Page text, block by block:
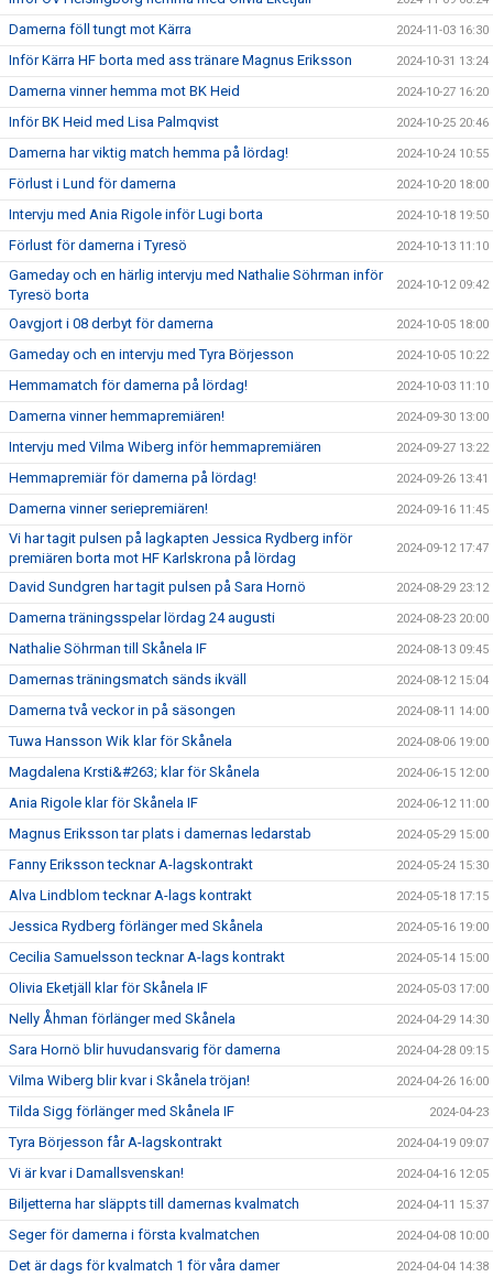
Damerna föll tungt mot Kärra 2024-11-03 16:30
Inför Kärra HF borta med ass tränare Magnus Eriksson 2024-10-31 13:24
Damerna vinner hemma mot BK Heid 2024-10-27 16:20
Inför BK Heid med Lisa Palmqvist 2024-10-25 20:46
Damerna har viktig match hemma på lördag! 2024-10-24 10:55
Förlust i Lund för damerna 2024-10-20 18:00
Intervju med Ania Rigole inför Lugi borta 2024-10-18 19:50
Förlust för damerna i Tyresö 2024-10-13 11:10
Gameday och en härlig intervju med Nathalie Söhrman inför
Tyresö borta
2024-10-12 09:42
Oavgjort i 08 derbyt för damerna 2024-10-05 18:00
Gameday och en intervju med Tyra Börjesson 2024-10-05 10:22
Hemmamatch för damerna på lördag! 2024-10-03 11:10
Damerna vinner hemmapremiären! 2024-09-30 13:00
Intervju med Vilma Wiberg inför hemmapremiären 2024-09-27 13:22
Hemmapremiär för damerna på lördag! 2024-09-26 13:41
Damerna vinner seriepremiären! 2024-09-16 11:45
Vi har tagit pulsen på lagkapten Jessica Rydberg inför
premiären borta mot HF Karlskrona på lördag
2024-09-12 17:47
David Sundgren har tagit pulsen på Sara Hornö 2024-08-29 23:12
Damerna träningsspelar lördag 24 augusti 2024-08-23 20:00
Nathalie Söhrman till Skånela IF 2024-08-13 09:45
Damernas träningsmatch sänds ikväll 2024-08-12 15:04
Damerna två veckor in på säsongen 2024-08-11 14:00
Tuwa Hansson Wik klar för Skånela 2024-08-06 19:00
Magdalena Krsti&#263; klar för Skånela 2024-06-15 12:00
Ania Rigole klar för Skånela IF 2024-06-12 11:00
Magnus Eriksson tar plats i damernas ledarstab 2024-05-29 15:00
Fanny Eriksson tecknar A-lagskontrakt 2024-05-24 15:30
Alva Lindblom tecknar A-lags kontrakt 2024-05-18 17:15
Jessica Rydberg förlänger med Skånela 2024-05-16 19:00
Cecilia Samuelsson tecknar A-lags kontrakt 2024-05-14 15:00
Olivia Eketjäll klar för Skånela IF 2024-05-03 17:00
Nelly Åhman förlänger med Skånela 2024-04-29 14:30
Sara Hornö blir huvudansvarig för damerna 2024-04-28 09:15
Vilma Wiberg blir kvar i Skånela tröjan! 2024-04-26 16:00
Tilda Sigg förlänger med Skånela IF 2024-04-23
Tyra Börjesson får A-lagskontrakt 2024-04-19 09:07
Vi är kvar i Damallsvenskan! 2024-04-16 12:05
Biljetterna har släppts till damernas kvalmatch 2024-04-11 15:37
Seger för damerna i första kvalmatchen 2024-04-08 10:00
Det är dags för kvalmatch 1 för våra damer 2024-04-04 14:38